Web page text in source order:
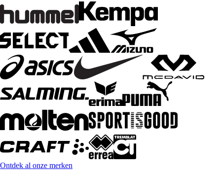
Ontdek al onze merken